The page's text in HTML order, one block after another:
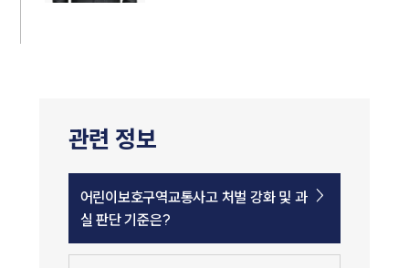
관련 정보
어린이보호구역교통사고 처벌 강화 및 과
실 판단 기준은?